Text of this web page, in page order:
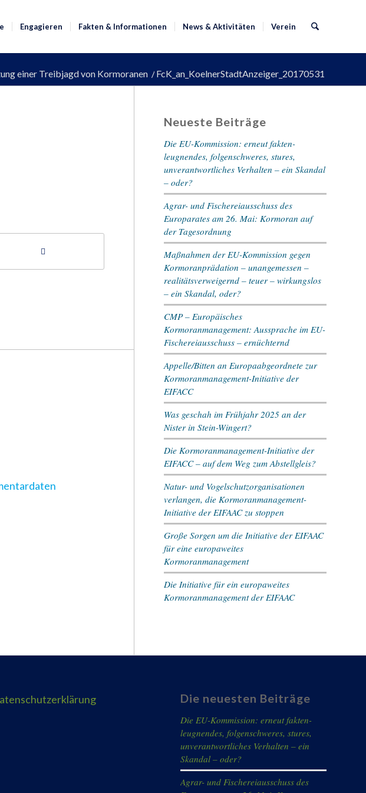
Engagieren Fakten & Informationen News & Aktivitäten Verein
einer Treibjagd von Kormoranen / FcK_an_KoelnerStadtAnzeiger_20170531
Neueste Beiträge
Die EU-Kommission: erneut fakten-
leugnendes, folgenschweres, stures,
unverantwortliches Verhalten – ein Skandal
– oder?
Agrar- und Fischereiausschuss des
Europarates am 26. Mai: Kormoran auf
der Tagesordnung
Maßnahmen der EU-Kommission gegen
Kormoranprädation – unangemessen –
realitätsverweigernd – teuer – wirkungslos
– ein Skandal, oder?
CMP – Europäisches
Kormoranmanagement: Aussprache im EU-
Fischereiausschuss – ernüchternd
Appelle/Bitten an Europaabgeordnete zur
Kormoranmanagement-Initiative der
EIFACC
Was geschah im Frühjahr 2025 an der
Nister in Stein-Wingert?
Die Kormoranmanagement-Initiative der
EIFACC – auf dem Weg zum Abstellgleis?
Natur- und Vogelschutzorganisationen
verlangen, die Kormoranmanagement-
Initiative der EIFAAC zu stoppen
Große Sorgen um die Initiative der EIFAAC
für eine europaweites
Kormoranmanagement
Die Initiative für ein europaweites
Kormoranmanagement der EIFAAC
Die neuesten Beiträge
Die EU-Kommission: erneut fakten-
leugnendes, folgenschweres, stures,
unverantwortliches Verhalten – ein
Skandal – oder?
Agrar- und Fischereiausschuss des